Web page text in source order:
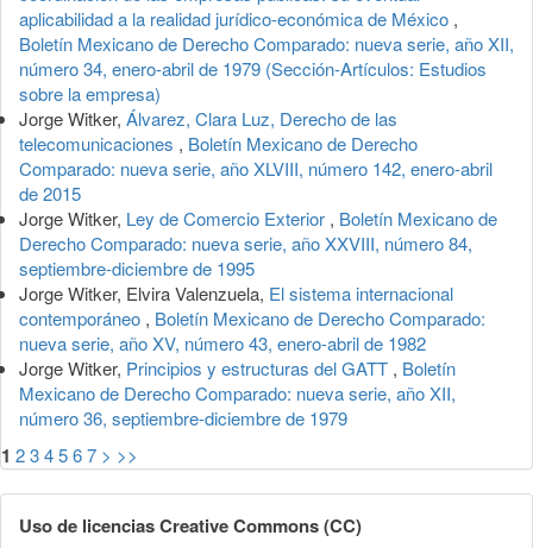
aplicabilidad a la realidad jurídico-económica de México ,
Boletín Mexicano de Derecho Comparado: nueva serie, año XII,
número 34, enero-abril de 1979 (Sección-Artículos: Estudios
sobre la empresa)
Jorge Witker, Álvarez, Clara Luz, Derecho de las
telecomunicaciones , Boletín Mexicano de Derecho
Comparado: nueva serie, año XLVIII, número 142, enero-abril
de 2015
Jorge Witker, Ley de Comercio Exterior , Boletín Mexicano de
Derecho Comparado: nueva serie, año XXVIII, número 84,
septiembre-diciembre de 1995
Jorge Witker, Elvira Valenzuela, El sistema internacional
contemporáneo , Boletín Mexicano de Derecho Comparado:
nueva serie, año XV, número 43, enero-abril de 1982
Jorge Witker, Principios y estructuras del GATT , Boletín
Mexicano de Derecho Comparado: nueva serie, año XII,
número 36, septiembre-diciembre de 1979
1 234567 > >>
Uso de licencias Creative Commons (CC)